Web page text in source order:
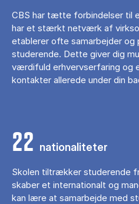
CBS har tætte forbindelser til
har et stærkt netværk af
etablerer ofte samarbejder og
studerende. Dette giver dig
værdifuld erhvervserfaring og
kontakter allerede under din
22 nationaliteter
Skolen tiltrækker studerende
skaber et internationalt og
kan lære at samarbejde med